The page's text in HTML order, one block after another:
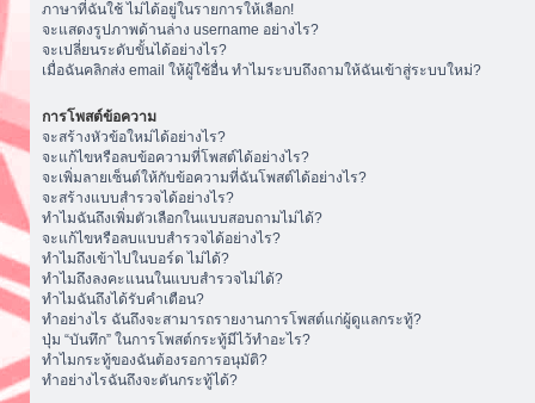
ภาษาที่ฉันใช้ ไม่ได้อยู่ในรายการให้เลือก!
จะแสดงรูปภาพด้านล่าง username อย่างไร?
จะเปลี่ยนระดับขั้นได้อย่างไร?
เมื่อฉันคลิกส่ง email ให้ผู้ใช้อื่น ทำไมระบบถึงถามให้ฉันเข้าสู่ระบบใหม่?
การโพสต์ข้อความ
จะสร้างหัวข้อใหม่ได้อย่างไร?
จะแก้ไขหรือลบข้อความที่โพสต์ได้อย่างไร?
จะเพิ่มลายเซ็นต์ให้กับข้อความที่ฉันโพสต์ได้อย่างไร?
จะสร้างแบบสำรวจได้อย่างไร?
ทำไมฉันถึงเพิ่มตัวเลือกในแบบสอบถามไม่ได้?
จะแก้ไขหรือลบแบบสำรวจได้อย่างไร?
ทำไมถึงเข้าไปในบอร์ด ไม่ได้?
ทำไมถึงลงคะแนนในแบบสำรวจไม่ได้?
ทำไมฉันถึงได้รับคำเตือน?
ทำอย่างไร ฉันถึงจะสามารถรายงานการโพสต์แก่ผู้ดูแลกระทู้?
ปุ่ม “บันทึก” ในการโพสต์กระทู้มีไว้ทำอะไร?
ทำไมกระทู้ของฉันต้องรอการอนุมัติ?
ทำอย่างไรฉันถึงจะดันกระทู้ได้?